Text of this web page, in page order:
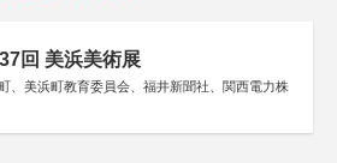
回 美浜美術展
、美浜町教育委員会、福井新聞社、関西電力株